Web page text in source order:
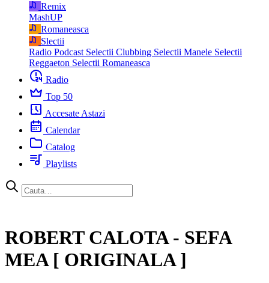
Remix
MashUP
Romaneasca
Slectii
Radio Podcast Selectii Clubbing Selectii Manele Selectii
Reggaeton Selectii Romaneasca
Radio
Top 50
Accesate Astazi
Calendar
Catalog
Playlists
ROBERT CALOTA - SEFA
MEA [ ORIGINALA ]